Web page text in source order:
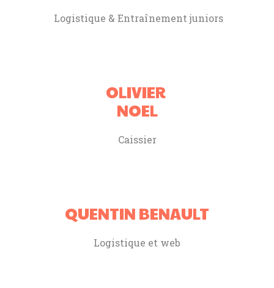
Logistique & Entraînement juniors
OLIVIER
NOEL
Caissier
QUENTIN BENAULT
Logistique et web